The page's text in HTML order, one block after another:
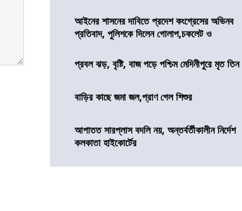
আইনের শাসনের দাবিতে প্রদেশ কংগ্রেসের অভিনব
প্রতিবাদ, পুলিশকে দিলেন গোলাপ,চকলেট ও
প্রবল ঝড়, বৃষ্টি, বাজ পড়ে পশ্চিম মেদিনীপুরে মৃত তিন
বাড়ির কাছে জমা জল,প্রাণ গেল শিশুর
আপাতত সারপ্লাস বদলি নয়, অন্তর্বর্তীকালীন নির্দেশ
কলকাতা হাইকোর্টের